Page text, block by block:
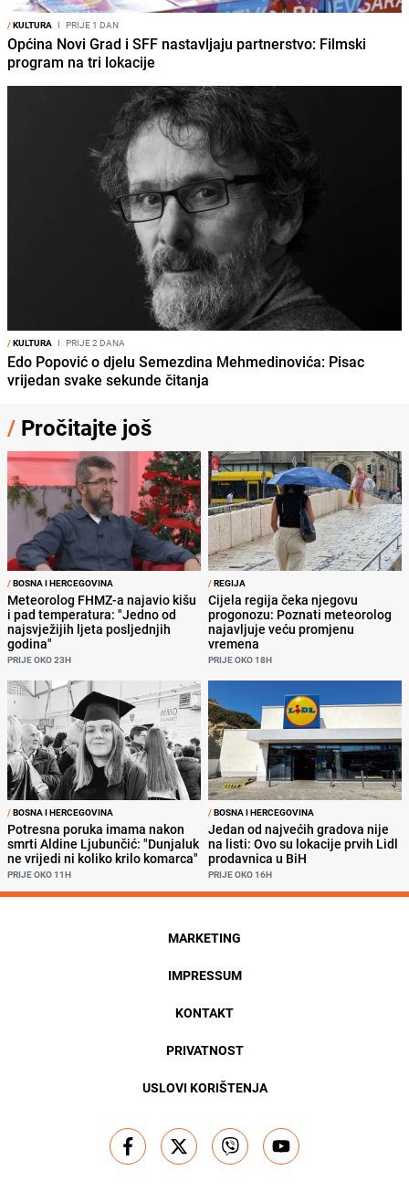
/KULTURA I PRIJE 1 DAN
Općina Novi Grad i SFF nastavljaju partnerstvo: Filmski
program na tri lokacije
/KULTURA I PRIJE 2 DANA
Edo Popović o djelu Semezdina Mehmedinovića: Pisac
vrijedan svake sekunde čitanja
/ Pročitajte još
/BOSNA I HERCEGOVINA
Meteorolog FHMZ-a najavio kišu
i pad temperatura: "Jedno od
najsvježijih ljeta posljednjih
godina"
PRIJE OKO 23H
/REGIJA
Cijela regija čeka njegovu
progonozu: Poznati meteorolog
najavljuje veću promjenu
vremena
PRIJE OKO 18H
/BOSNA I HERCEGOVINA
Potresna poruka imama nakon
smrti Aldine Ljubunčić: "Dunjaluk
ne vrijedi ni koliko krilo komarca"
PRIJE OKO 11H
/BOSNA I HERCEGOVINA
Jedan od najvećih gradova nije
na listi: Ovo su lokacije prvih Lidl
prodavnica u BiH
PRIJE OKO 16H
MARKETING
IMPRESSUM
KONTAKT
PRIVATNOST
USLOVI KORIŠTENJA